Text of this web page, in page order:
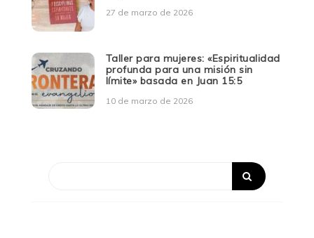
27 de marzo de 2026
Taller para mujeres: «Espiritualidad
profunda para una misión sin
límite» basada en Juan 15:5
10 de marzo de 2026